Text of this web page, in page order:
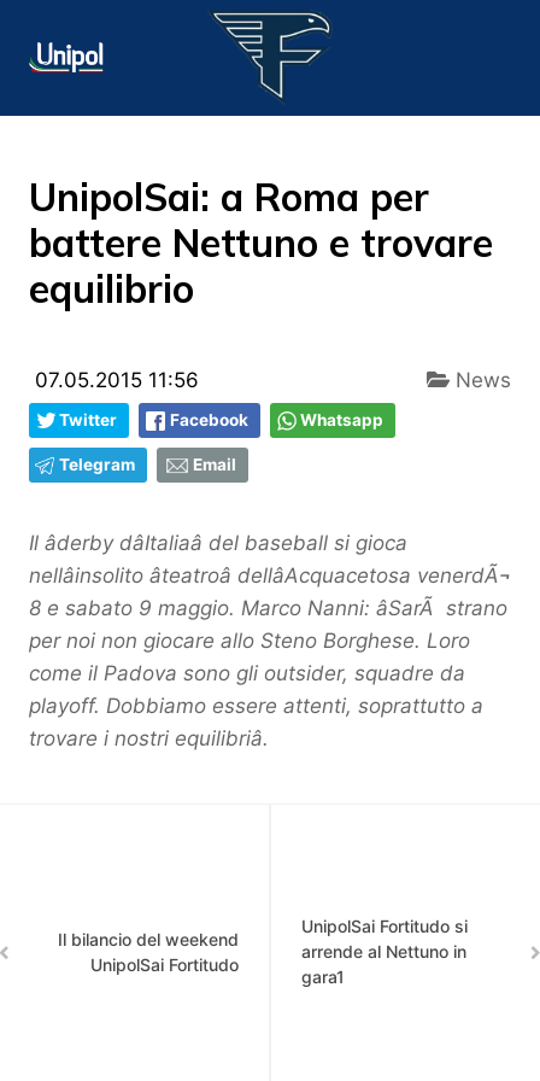
UnipolSai: a Roma per
battere Nettuno e trovare
equilibrio
07.05.2015 11:56 News
Twitter Facebook Whatsapp
Telegram Email
Il âderby dâItaliaâ del baseball si gioca
nellâinsolito âteatroâ dellâAcquacetosa venerdÃ¬
8 e sabato 9 maggio. Marco Nanni: âSarÃ strano
per noi non giocare allo Steno Borghese. Loro
come il Padova sono gli outsider, squadre da
playoff. Dobbiamo essere attenti, soprattutto a
trovare i nostri equilibriâ.
Il bilancio del weekend
UnipolSai Fortitudo
UnipolSai Fortitudo si
arrende al Nettuno in
gara1